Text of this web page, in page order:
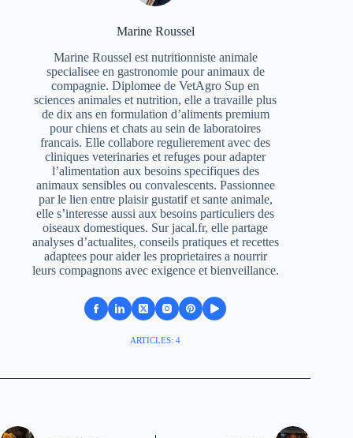
Marine Roussel
Marine Roussel est nutritionniste animale
specialisee en gastronomie pour animaux de
compagnie. Diplomee de VetAgro Sup en
sciences animales et nutrition, elle a travaille plus
de dix ans en formulation d’aliments premium
pour chiens et chats au sein de laboratoires
francais. Elle collabore regulierement avec des
cliniques veterinaries et refuges pour adapter
l’alimentation aux besoins specifiques des
animaux sensibles ou convalescents. Passionnee
par le lien entre plaisir gustatif et sante animale,
elle s’interesse aussi aux besoins particuliers des
oiseaux domestiques. Sur jacal.fr, elle partage
analyses d’actualites, conseils pratiques et recettes
adaptees pour aider les proprietaires a nourrir
leurs compagnons avec exigence et bienveillance.
ARTICLES: 4